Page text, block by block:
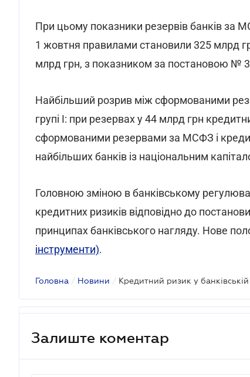
При цьому показники резервів банків за
1 жовтня правилами становили 325 млрд
млрд грн, з показником за постановою №
Найбільший розрив між сформованими
групі I: при резервах у 44 млрд грн
сформованими резервами за МСФЗ і
найбільших банків із національним
Головною зміною в банківському
кредитних ризиків відповідно до
принципах банківського нагляду. Нове
інструменти).
Головна / Новини / Кредитний ризик у банківській
Залиште коментар